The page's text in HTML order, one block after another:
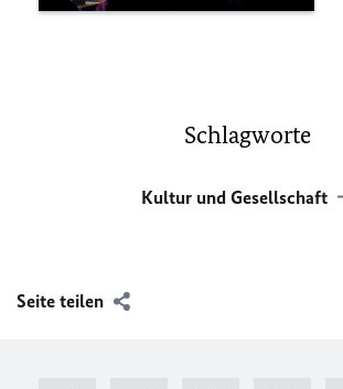
Schlagworte
Kultur und Gesellschaft
Seite teilen